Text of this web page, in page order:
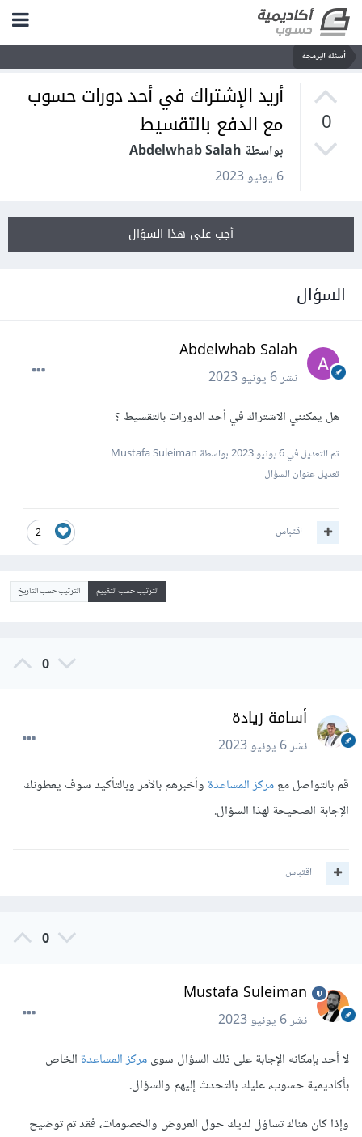
أسئلة البرمجة
0
أريد الإشتراك في أحد دورات حسوب
مع الدفع بالتقسيط
بواسطة Abdelwhab Salah
6 يونيو 2023
أجب على هذا السؤال
السؤال
Abdelwhab Salah
نشر6 يونيو 2023
هل يمكنني الاشتراك في أحد الدورات بالتقسيط ؟
تم التعديل في6 يونيو 2023
بواسطة Mustafa Suleiman
تعديل عنوان السؤال
2 اقتباس
الترتيب حسب التقييم الترتيب حسب التاريخ
0
أسامة زيادة
نشر6 يونيو 2023
قم بالتواصل معمركز المساعدةوأخبرهم بالأمر وبالتأكيد سوف يعطونك
الإجابة الصحيحة لهذا السؤال.
اقتباس
0
Mustafa Suleiman
نشر6 يونيو 2023
لا أحد بإمكانه الإجابة على ذلك السؤال سوىمركز المساعدة الخاص
بأكاديمية حسوب، عليك بالتحدث إليهم والسؤال.
وإذا كان هناك تساؤل لديك حول العروض والخصومات، فقد تم توضيح